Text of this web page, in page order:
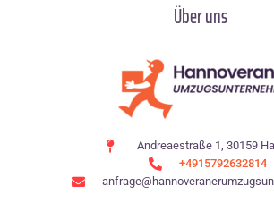
Über uns
Andreaestraße 1, 30159
+4915792632814